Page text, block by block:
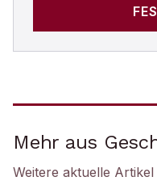
Mehr aus
Weitere aktuelle